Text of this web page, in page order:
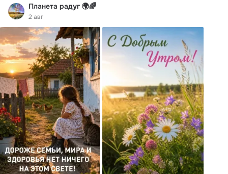
Планета радуг 🌍🌈
2 авг